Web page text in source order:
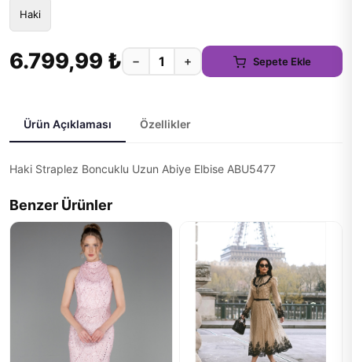
Haki
6.799,99 ₺ − + Sepete Ekle
Ürün Açıklaması Özellikler
Haki Straplez Boncuklu Uzun Abiye Elbise ABU5477
Benzer Ürünler